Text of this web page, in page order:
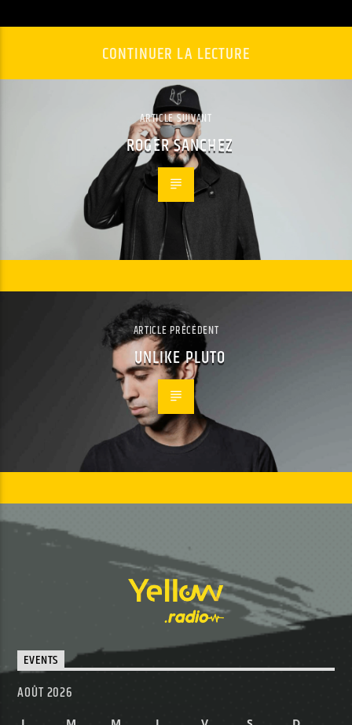
CONTINUER LA LECTURE
ARTICLE SUIVANT
ROGER SANCHEZ
ARTICLE PRÉCÉDENT
UNLIKE PLUTO
EVENTS
AOÛT 2026